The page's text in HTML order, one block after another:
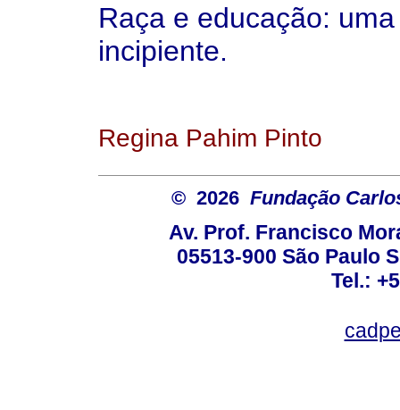
Raça e educação:
incipiente.
Regina Pahim Pinto
© 2026 Fundação
Av. Prof. Francisco
05513-900 São Paulo
Tel.: